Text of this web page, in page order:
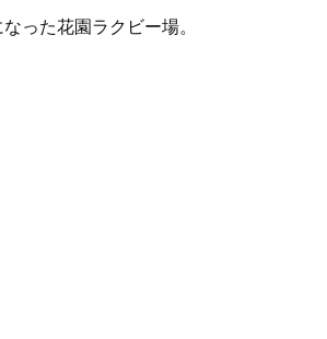
った花園ラクビー場。